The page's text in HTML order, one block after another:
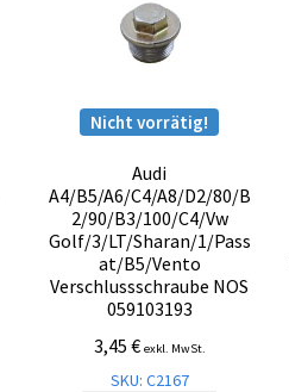
Nicht vorrätig!
Audi
A4/B5/A6/C4/A8/D2/80/B
2/90/B3/100/C4/Vw
Golf/3/LT/Sharan/1/Pass
at/B5/Vento
Verschlussschraube NOS
059103193
3,45 € exkl. MwSt.
SKU: C2167